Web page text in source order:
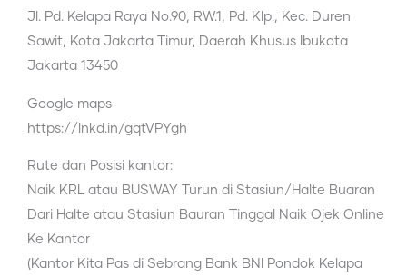
Jl. Pd. Kelapa Raya No.90, RW.1, Pd. Klp., Kec. Duren
Sawit, Kota Jakarta Timur, Daerah Khusus Ibukota
Jakarta 13450
Google maps
https://lnkd.in/gqtVPYgh
Rute dan Posisi kantor:
Naik KRL atau BUSWAY Turun di Stasiun/Halte Buaran
Dari Halte atau Stasiun Bauran Tinggal Naik Ojek Online
Ke Kantor
(Kantor Kita Pas di Sebrang Bank BNI Pondok Kelapa